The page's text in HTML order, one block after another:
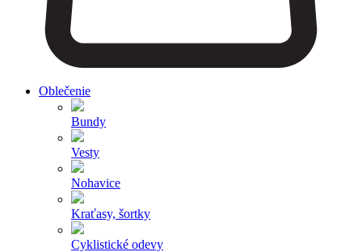
Oblečenie
Bundy
Vesty
Nohavice
Kraťasy, šortky
Cyklistické odevy